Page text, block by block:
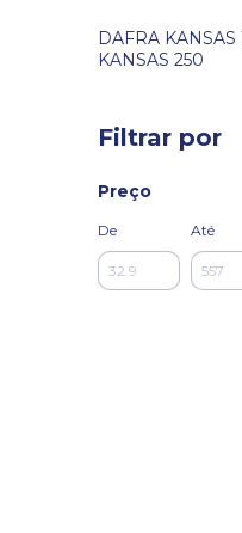
DAFRA KANSAS
KANSAS 250
Filtrar por
Preço
De Até